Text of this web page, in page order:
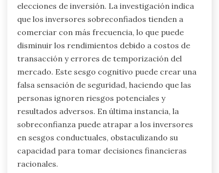
elecciones de inversión. La investigación indica
que los inversores sobreconfiados tienden a
comerciar con más frecuencia, lo que puede
disminuir los rendimientos debido a costos de
transacción y errores de temporización del
mercado. Este sesgo cognitivo puede crear una
falsa sensación de seguridad, haciendo que las
personas ignoren riesgos potenciales y
resultados adversos. En última instancia, la
sobreconfianza puede atrapar a los inversores
en sesgos conductuales, obstaculizando su
capacidad para tomar decisiones financieras
racionales.